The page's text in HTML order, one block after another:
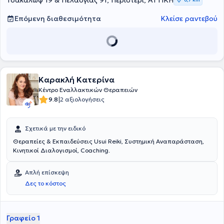
Επόμενη διαθεσιμότητα Κλείσε ραντεβού
Καρακλή Κατερίνα
Κέντρο Εναλλακτικών Θεραπειών
9.8|2 αξιολογήσεις
Σχετικά με την ειδικό
Θεραπείες & Εκπαιδεύσεις Usui Reiki, Συστημική Αναπαράσταση,
Κινητικοί Διαλογισμοί, Coaching.
Απλή επίσκεψη
Δες το κόστος
Γραφείο 1